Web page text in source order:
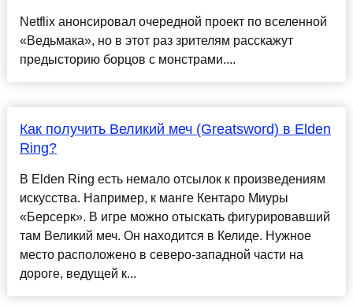
Netflix анонсировал очередной проект по вселенной
«Ведьмака», но в этот раз зрителям расскажут
предысторию борцов с монстрами....
Как получить Великий меч (Greatsword) в Elden
Ring?
В Elden Ring есть немало отсылок к произведениям
искусства. Например, к манге Кентаро Миуры
«Берсерк». В игре можно отыскать фигурировавший
там Великий меч. Он находится в Келиде. Нужное
место расположено в северо-западной части на
дороге, ведущей к...